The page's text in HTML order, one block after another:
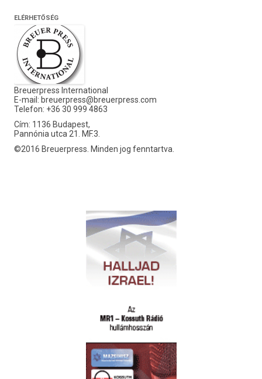
ELÉRHETŐSÉG
Breuerpress International
E-mail: breuerpress@breuerpress.com
Telefon: +36 30 999 4863
Cím: 1136 Budapest,
Pannónia utca 21. MF.3.
©2016 Breuerpress. Minden jog fenntartva.